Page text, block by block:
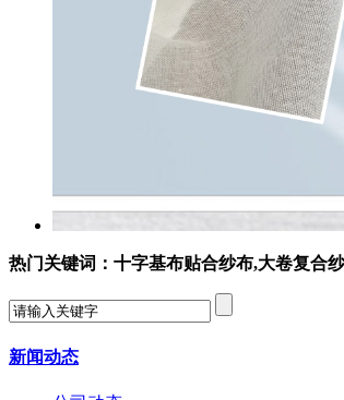
热门关键词：十字基布贴合纱布,大卷复合
新闻动态